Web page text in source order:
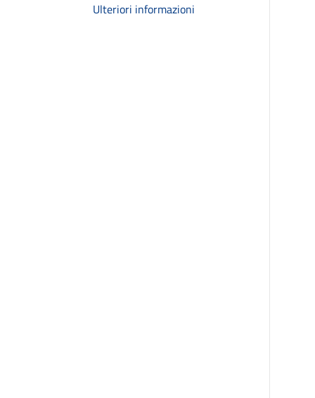
Ulteriori informazioni